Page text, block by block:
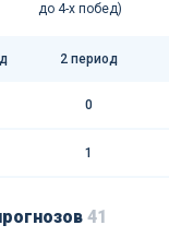
до 4-х побед)
2 период
0
1
41